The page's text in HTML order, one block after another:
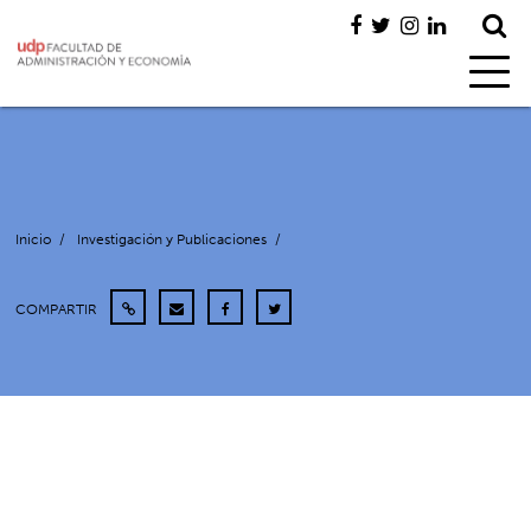
Inicio / Investigación y Publicaciones /
COMPARTIR